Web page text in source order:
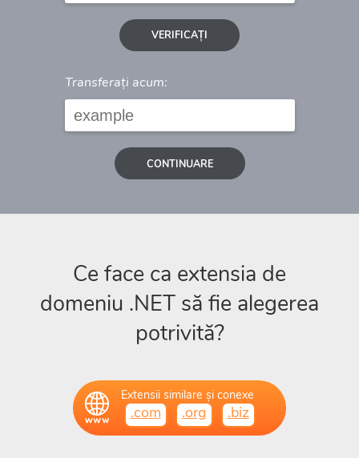
VERIFICAȚI
Transferați acum:
CONTINUARE
Ce face ca extensia de
domeniu .NET să fie alegerea
potrivită?
Extensii similare și conexe
.com .org .biz